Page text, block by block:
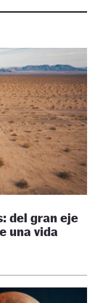
del gran eje
una vida